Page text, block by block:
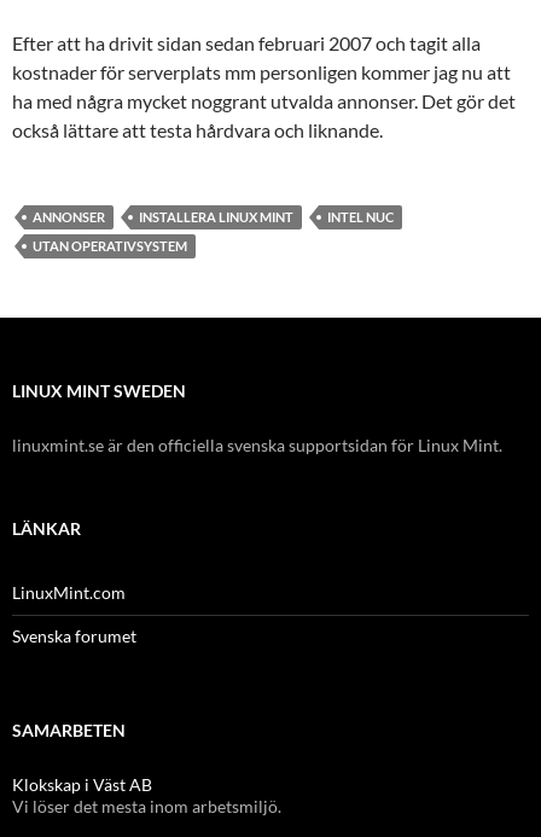
Efter att ha drivit sidan sedan februari 2007 och tagit alla
kostnader för serverplats mm personligen kommer jag nu att
ha med några mycket noggrant utvalda annonser. Det gör det
också lättare att testa hårdvara och liknande.
ANNONSER INSTALLERA LINUX MINT
INTEL NUC
UTAN OPERATIVSYSTEM
LINUX MINT SWEDEN
linuxmint.se är den officiella svenska supportsidan för Linux Mint.
LÄNKAR
LinuxMint.com
Svenska forumet
SAMARBETEN
Klokskap i Väst AB
Vi löser det mesta inom arbetsmiljö.